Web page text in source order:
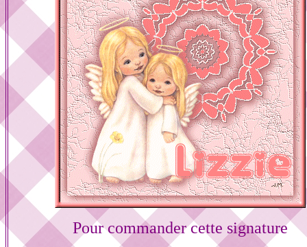
Pour commander cette signature